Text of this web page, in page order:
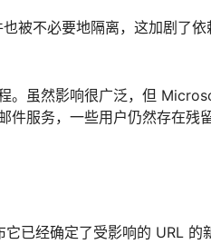
被不必要地隔离，这加剧了依
。虽然影响很广泛，但
件服务，一些用户仍然存在残
已经确定了受影响的 URL 的